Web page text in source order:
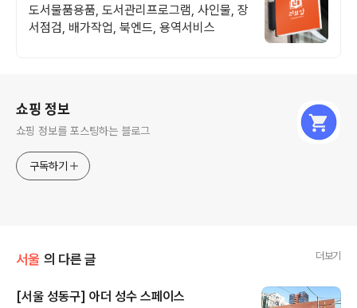
도서물품용품, 도서관리프로그램, 사인물, 장
서점검, 배가작업, 북엔드, 용역서비스
쇼핑 정보
쇼핑 정보를 포스팅하는 블로그
구독하기
서울 의 다른 글 더보기
[서울 성동구] 아더 성수 스페이스